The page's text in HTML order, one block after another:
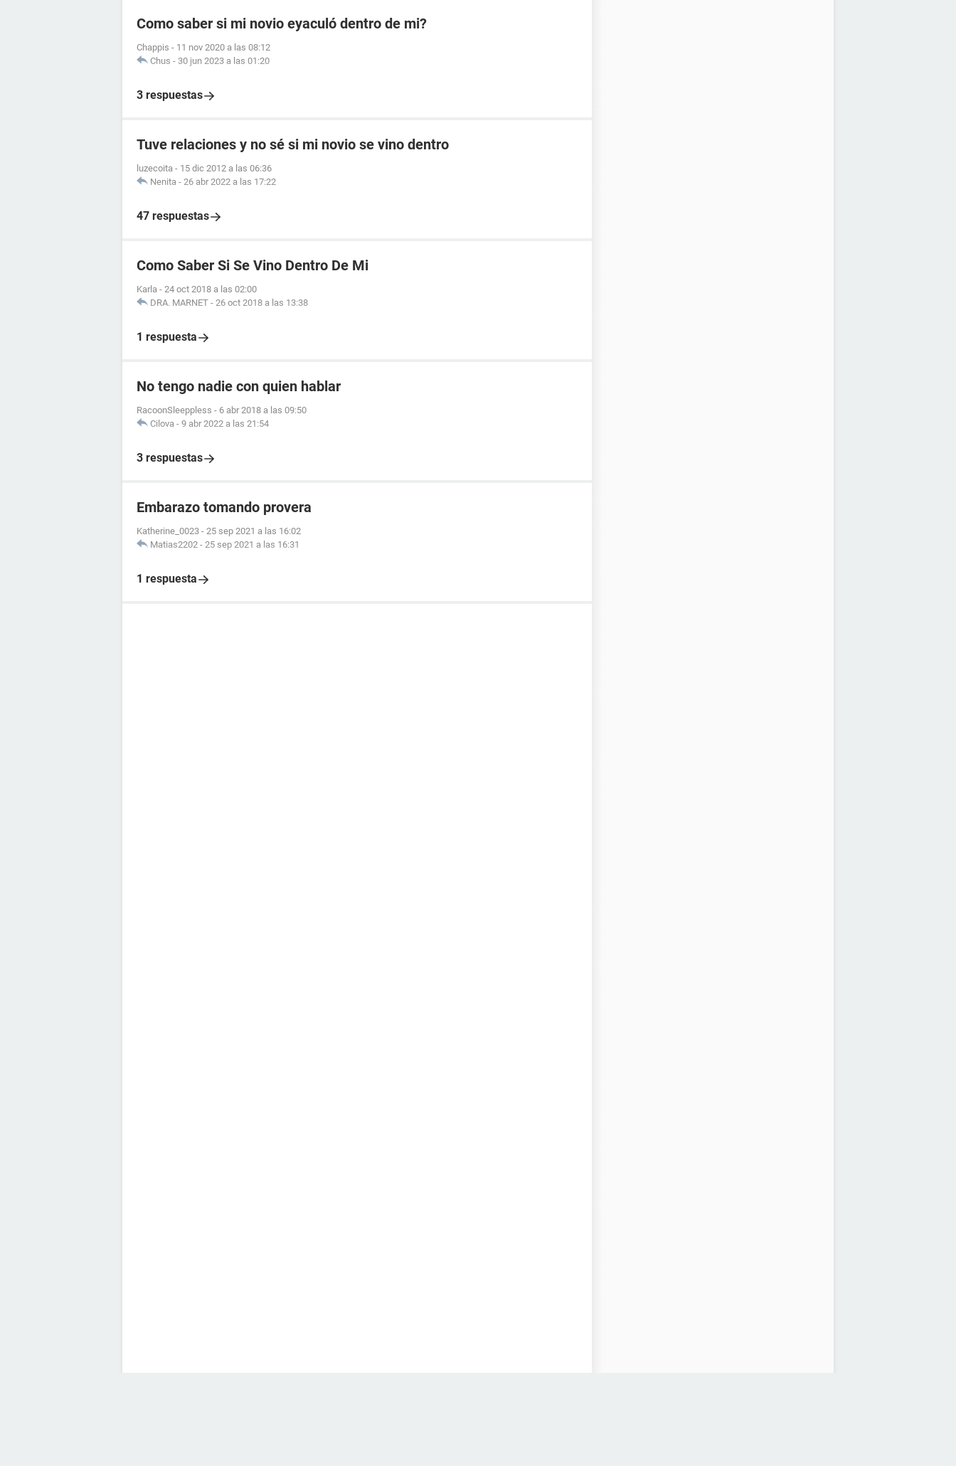
Como saber si mi novio eyaculó dentro de mi?
Chappis - 11 nov 2020 a las 08:12
Chus - 30 jun 2023 a las 01:20
3 respuestas
Tuve relaciones y no sé si mi novio se vino dentro
luzecoita - 15 dic 2012 a las 06:36
Nenita - 26 abr 2022 a las 17:22
47 respuestas
Como Saber Si Se Vino Dentro De Mi
Karla - 24 oct 2018 a las 02:00
DRA. MARNET - 26 oct 2018 a las 13:38
1 respuesta
No tengo nadie con quien hablar
RacoonSleeppless - 6 abr 2018 a las 09:50
Cilova - 9 abr 2022 a las 21:54
3 respuestas
Embarazo tomando provera
Katherine_0023 - 25 sep 2021 a las 16:02
Matias2202 - 25 sep 2021 a las 16:31
1 respuesta